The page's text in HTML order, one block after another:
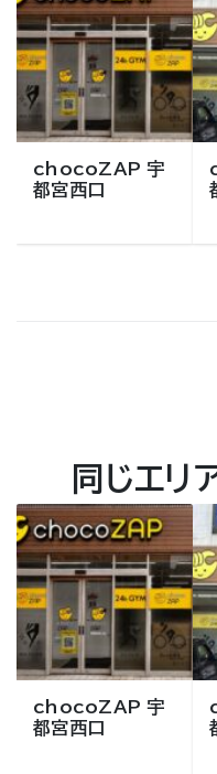
chocoZAP 宇
都宮西口
同じエリ
chocoZAP 宇
都宮西口